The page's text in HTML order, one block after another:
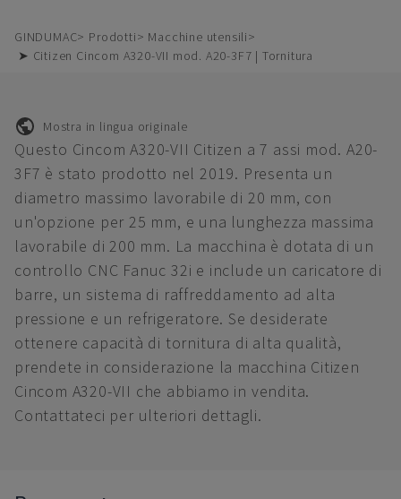
GINDUMAC Prodotti
Macchine utensili
➤ Citizen Cincom A320-VII mod. A20-3F7 | Tornitura
Mostra in lingua originale
Questo Cincom A320-VII Citizen a 7 assi mod. A20-
3F7 è stato prodotto nel 2019. Presenta un
diametro massimo lavorabile di 20 mm, con
un'opzione per 25 mm, e una lunghezza massima
lavorabile di 200 mm. La macchina è dotata di un
controllo CNC Fanuc 32i e include un caricatore di
barre, un sistema di raffreddamento ad alta
pressione e un refrigeratore. Se desiderate
ottenere capacità di tornitura di alta qualità,
prendete in considerazione la macchina Citizen
Cincom A320-VII che abbiamo in vendita.
Contattateci per ulteriori dettagli.